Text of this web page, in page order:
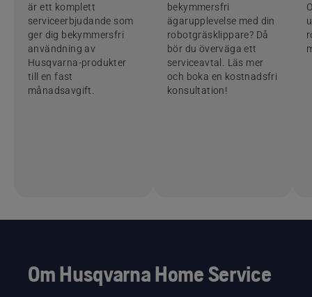
är ett komplett
serviceerbjudande som
ger dig bekymmersfri
användning av
Husqvarna-produkter
till en fast
månadsavgift.
bekymmersfri
ägarupplevelse med din
robotgräsklippare? Då
bör du överväga ett
serviceavtal. Läs mer
och boka en kostnadsfri
konsultation!
Om Husqvarna Home Service